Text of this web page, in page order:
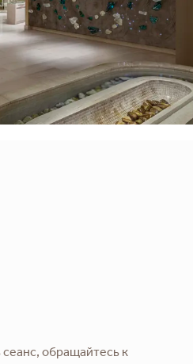
обращайтесь к